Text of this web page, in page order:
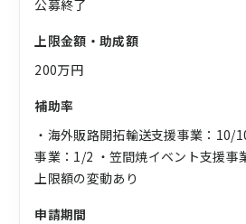
公募終了
上限金額・助成額
200万円
補助率
・海外販路開拓輸送支援事業：10/
事業：1/2 ・笠間焼イベント支援
上限額の変動あり
申請期間